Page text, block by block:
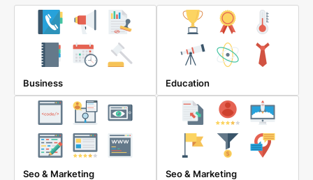
Business Education
Seo & Marketing Seo & Marketing